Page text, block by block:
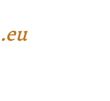
.eu